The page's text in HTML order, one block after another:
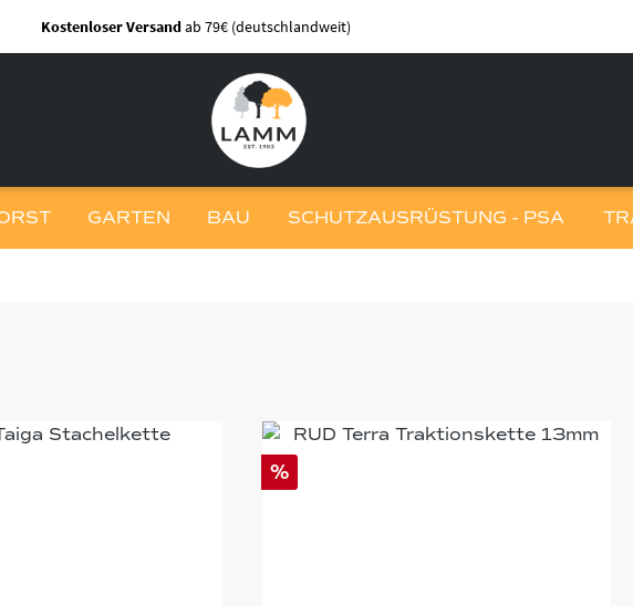
Kostenloser Versandab 79€ (deutschlandweit)
GARTEN BAU SCHUTZAUSRÜSTUNG - PSA
%